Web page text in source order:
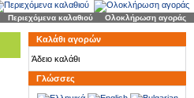
Περιεχόμενα καλαθιού Ολοκλήρωση αγοράς
Καλάθι αγορών
Άδειο καλάθι
Γλώσσες